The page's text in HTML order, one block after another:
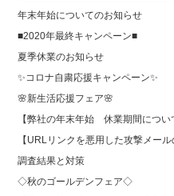
年末年始についてのお知らせ
■2020年最終キャンペーン■
夏季休業のお知らせ
✨コロナ自粛応援キャンペーン✨
🌸新生活応援フェア🌸
【弊社の年末年始 休業期間につい
【URLリンクを悪用した攻撃メー
調査結果と対策
◇秋のゴールデンフェア◇